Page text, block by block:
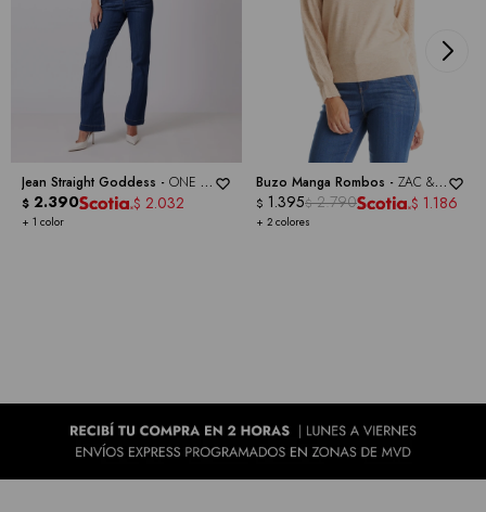
Jean Straight Goddess - ONE 5
ONE
+ 1 color
$ 2.390 $ 2.032
Buzo Manga Rombos - ZAC &
RACHEL
+ 2 colores
$ 1.395$ 2.790 $ 1.186